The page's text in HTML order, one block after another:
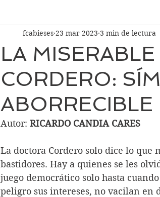
LA
CORDERO:
ABORRECIBLE
fcabieses 23 mar 2023 3 min de lectura
Autor: RICARDO CANDIA CARES
La doctora Cordero solo dice lo que
bastidores. Hay a quienes se les
juego democrático solo hasta
peligro sus intereses, no vacilan en